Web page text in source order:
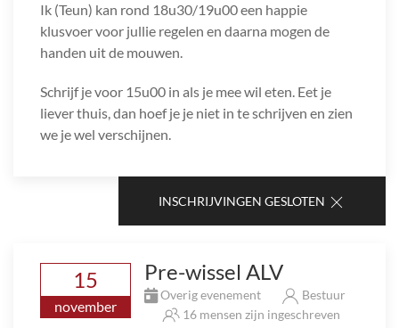
Ik (Teun) kan rond 18u30/19u00 een happie
klusvoer voor jullie regelen en daarna mogen de
handen uit de mouwen.
Schrijf je voor 15u00 in als je mee wil eten. Eet je
liever thuis, dan hoef je je niet in te schrijven en zien
we je wel verschijnen.
INSCHRIJVINGEN GESLOTEN
15
november
Pre-wissel ALV
Overig evenement
Bestuur
16 mensen zijn ingeschreven